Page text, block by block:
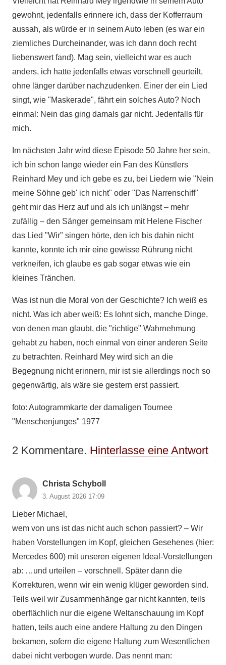
gewohnt, jedenfalls erinnere ich, dass der Kofferraum
aussah, als würde er in seinem Auto leben (es war ein
ziemliches Durcheinander, was ich dann doch recht
liebenswert fand). Mag sein, vielleicht war es auch
anders, ich hatte jedenfalls etwas vorschnell geurteilt,
ohne länger darüber nachzudenken. Einer der ein Lied
singt, wie "Maskerade", fährt ein solches Auto? Noch
einmal: Nein das ging damals gar nicht. Jedenfalls für
mich.
Im nächsten Jahr wird diese Episode 50 Jahre her sein,
ich bin schon lange wieder ein Fan des Künstlers
Reinhard Mey und ich gebe es zu, bei Liedern wie "Nein
meine Söhne geb' ich nicht" oder "Das Narrenschiff"
geht mir das Herz auf und als ich unlängst ­– mehr
zufällig – den Sänger gemeinsam mit Helene Fischer
das Lied "Wir" singen hörte, den ich bis dahin nicht
kannte, konnte ich mir eine gewisse Rührung nicht
verkneifen, ich glaube es gab sogar etwas wie ein
kleines Tränchen.
Was ist nun die Moral von der Geschichte? Ich weiß es
nicht. Was ich aber weiß: Es lohnt sich, manche Dinge,
von denen man glaubt, die "richtige" Wahrnehmung
gehabt zu haben, noch einmal von einer anderen Seite
zu betrachten. Reinhard Mey wird sich an die
Begegnung nicht erinnern, mir ist sie allerdings noch so
gegenwärtig, als wäre sie gestern erst passiert.
foto: Autogrammkarte der damaligen Tournee
"Menschenjunges" 1977
2 Kommentare. Hinterlasse eine Antwort
Christa Schyboll
3. August 2026 17:09
Lieber Michael,
wem von uns ist das nicht auch schon passiert? – Wir
haben Vorstellungen im Kopf, gleichen Gesehenes (hier:
Mercedes 600) mit unseren eigenen Ideal-Vorstellungen
ab: …und urteilen – vorschnell. Später dann die
Korrekturen, wenn wir ein wenig klüger geworden sind.
Teils weil wir Zusammenhänge gar nicht kannten, teils
oberflächlich nur die eigene Weltanschauung im Kopf
hatten, teils auch eine andere Haltung zu den Dingen
bekamen, sofern die eigene Haltung zum Wesentlichen
dabei nicht verbogen wurde. Das nennt man: